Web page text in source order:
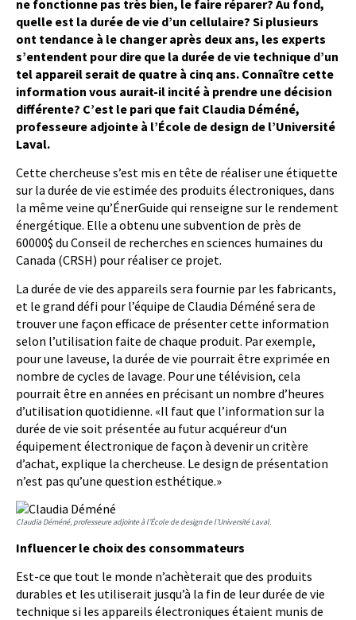
ne fonctionne pas très bien, le faire réparer? Au fond,
quelle est la durée de vie d’un cellulaire? Si plusieurs
ont tendance à le changer après deux ans, les experts
s’entendent pour dire que la durée de vie technique d’un
tel appareil serait de quatre à cinq ans. Connaître cette
information vous aurait-il incité à prendre une décision
différente? C’est le pari que fait Claudia Déméné,
professeure adjointe à l’École de design de l’Université
Laval.
Cette chercheuse s’est mis en tête de réaliser une étiquette
sur la durée de vie estimée des produits électroniques, dans
la même veine qu’ÉnerGuide qui renseigne sur le rendement
énergétique. Elle a obtenu une subvention de près de
60000$ du Conseil de recherches en sciences humaines du
Canada (CRSH) pour réaliser ce projet.
La durée de vie des appareils sera fournie par les fabricants,
et le grand défi pour l’équipe de Claudia Déméné sera de
trouver une façon effi­cace de présenter cette information
selon l’utilisation faite de chaque produit. Par exemple,
pour une laveuse, la durée de vie pourrait être exprimée en
nombre de cycles de lavage. Pour une télévision, cela
pourrait être en années en précisant un nombre d’heures
d’utilisation quotidienne. «Il faut que l’information sur la
durée de vie soit présentée au futur acquéreur d‘un
équipement électro­nique de façon à devenir un critère
d’achat, explique la chercheuse. Le design de présentation
n’est pas qu’une question esthétique.»
Claudia Déméné, professeure adjointe à l’École de design de l’Université Laval.
Influencer le choix des consommateurs
Est-ce que tout le monde n’achèterait que des produits
durables et les uti­liserait jusqu’à la fin de leur durée de vie
technique si les appareils électroniques étaient munis de